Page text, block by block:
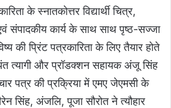
के स्नातकोत्तर विद्यार्थी चित्र,
संपादकीय कार्य के साथ साथ पृष्ठ-सज्जा
की प्रिंट पत्रकारिता के लिए तैयार होते
त्यागी और प्रॉडक्शन सहायक अंजू सिंह
पत्र की प्रक्रिया में एमए जेएमसी के
सिंह, अंजलि, पूजा सौरोत ने त्यौहार